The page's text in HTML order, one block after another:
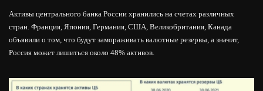
Активы центрального банка России хранились на счетах различных
стран. Франция, Япония, Германия, США, Великобритания, Канада
объявили о том, что будут замораживать валютные резервы, а значит,
Россия может лишиться около 48% активов.